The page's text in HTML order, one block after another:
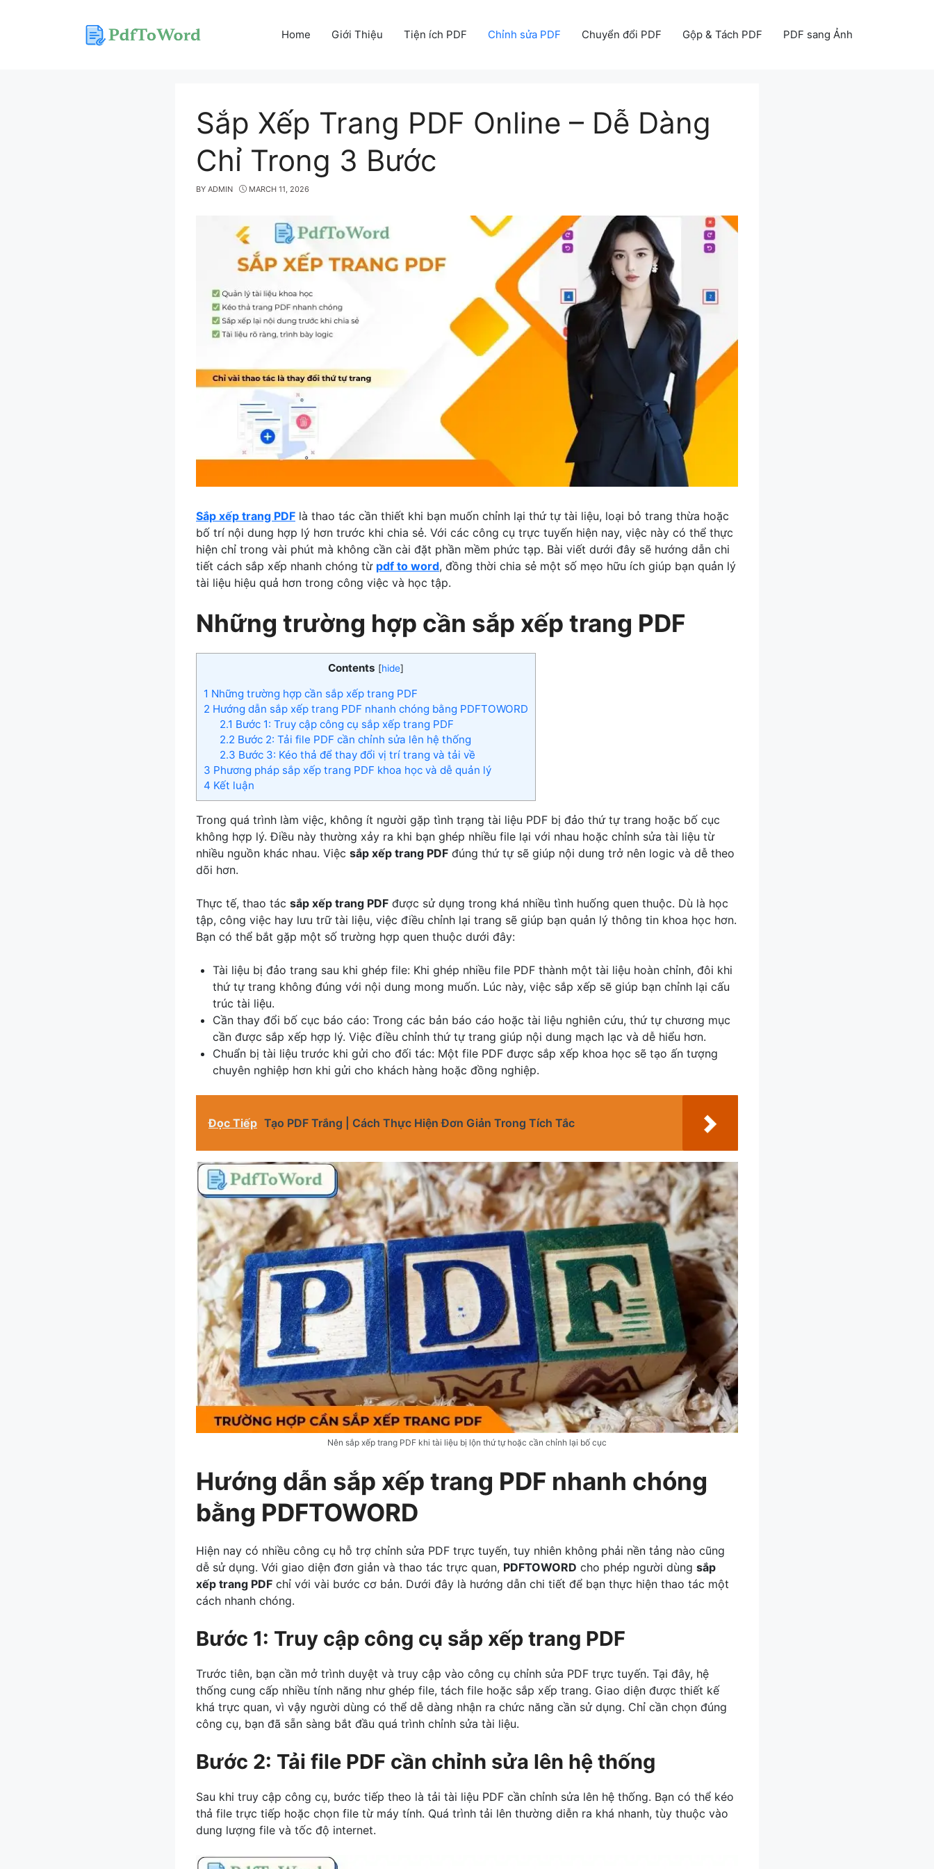
Home Giới Thiệu Tiện ích PDF Chỉnh sửa PDF Chuyển đổi PDF Gộp & Tách PDF PDF sang Ảnh
Sắp Xếp Trang PDF Online – Dễ Dàng
Chỉ Trong 3 Bước
BY ADMIN MARCH 11, 2026
Sắp xếp trang PDF là thao tác cần thiết khi bạn muốn chỉnh lại thứ tự tài liệu, loại bỏ trang thừa hoặc
bố trí nội dung hợp lý hơn trước khi chia sẻ. Với các công cụ trực tuyến hiện nay, việc này có thể thực
hiện chỉ trong vài phút mà không cần cài đặt phần mềm phức tạp. Bài viết dưới đây sẽ hướng dẫn chi
tiết cách sắp xếp nhanh chóng từ pdf to word, đồng thời chia sẻ một số mẹo hữu ích giúp bạn quản lý
tài liệu hiệu quả hơn trong công việc và học tập.
Những trường hợp cần sắp xếp trang PDF
Contents [hide]
1 Những trường hợp cần sắp xếp trang PDF
2 Hướng dẫn sắp xếp trang PDF nhanh chóng bằng PDFTOWORD
2.1 Bước 1: Truy cập công cụ sắp xếp trang PDF
2.2 Bước 2: Tải file PDF cần chỉnh sửa lên hệ thống
2.3 Bước 3: Kéo thả để thay đổi vị trí trang và tải về
3 Phương pháp sắp xếp trang PDF khoa học và dễ quản lý
4 Kết luận
Trong quá trình làm việc, không ít người gặp tình trạng tài liệu PDF bị đảo thứ tự trang hoặc bố cục
không hợp lý. Điều này thường xảy ra khi bạn ghép nhiều file lại với nhau hoặc chỉnh sửa tài liệu từ
nhiều nguồn khác nhau. Việc sắp xếp trang PDF đúng thứ tự sẽ giúp nội dung trở nên logic và dễ theo
dõi hơn.
Thực tế, thao tác sắp xếp trang PDF được sử dụng trong khá nhiều tình huống quen thuộc. Dù là học
tập, công việc hay lưu trữ tài liệu, việc điều chỉnh lại trang sẽ giúp bạn quản lý thông tin khoa học hơn.
Bạn có thể bắt gặp một số trường hợp quen thuộc dưới đây:
Tài liệu bị đảo trang sau khi ghép file: Khi ghép nhiều file PDF thành một tài liệu hoàn chỉnh, đôi khi
thứ tự trang không đúng với nội dung mong muốn. Lúc này, việc sắp xếp sẽ giúp bạn chỉnh lại cấu
trúc tài liệu.
Cần thay đổi bố cục báo cáo: Trong các bản báo cáo hoặc tài liệu nghiên cứu, thứ tự chương mục
cần được sắp xếp hợp lý. Việc điều chỉnh thứ tự trang giúp nội dung mạch lạc và dễ hiểu hơn.
Chuẩn bị tài liệu trước khi gửi cho đối tác: Một file PDF được sắp xếp khoa học sẽ tạo ấn tượng
chuyên nghiệp hơn khi gửi cho khách hàng hoặc đồng nghiệp.
Đọc Tiếp Tạo PDF Trắng | Cách Thực Hiện Đơn Giản Trong Tích Tắc
Nên sắp xếp trang PDF khi tài liệu bị lộn thứ tự hoặc cần chỉnh lại bố cục
Hướng dẫn sắp xếp trang PDF nhanh chóng
bằng PDFTOWORD
Hiện nay có nhiều công cụ hỗ trợ chỉnh sửa PDF trực tuyến, tuy nhiên không phải nền tảng nào cũng
dễ sử dụng. Với giao diện đơn giản và thao tác trực quan, PDFTOWORD cho phép người dùng sắp
xếp trang PDF chỉ với vài bước cơ bản. Dưới đây là hướng dẫn chi tiết để bạn thực hiện thao tác một
cách nhanh chóng.
Bước 1: Truy cập công cụ sắp xếp trang PDF
Trước tiên, bạn cần mở trình duyệt và truy cập vào công cụ chỉnh sửa PDF trực tuyến. Tại đây, hệ
thống cung cấp nhiều tính năng như ghép file, tách file hoặc sắp xếp trang. Giao diện được thiết kế
khá trực quan, vì vậy người dùng có thể dễ dàng nhận ra chức năng cần sử dụng. Chỉ cần chọn đúng
công cụ, bạn đã sẵn sàng bắt đầu quá trình chỉnh sửa tài liệu.
Bước 2: Tải file PDF cần chỉnh sửa lên hệ thống
Sau khi truy cập công cụ, bước tiếp theo là tải tài liệu PDF cần chỉnh sửa lên hệ thống. Bạn có thể kéo
thả file trực tiếp hoặc chọn file từ máy tính. Quá trình tải lên thường diễn ra khá nhanh, tùy thuộc vào
dung lượng file và tốc độ internet.